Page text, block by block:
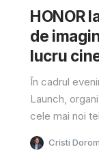
HONOR
de
lucru
În cadrul
Launch,
cele mai noi
Cristi